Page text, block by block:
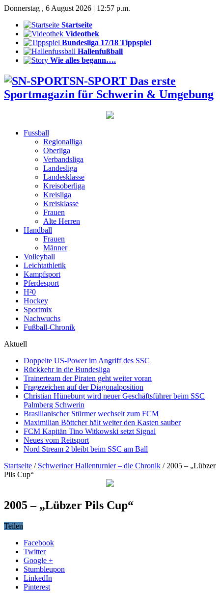
Donnerstag , 6 August 2026 | 12:57 p.m.
Startseite
Videothek
Bundesliga 17/18 Tippspiel
Hallenfußball
Wie alles begann….
SN-SPORT Das erste
Sportmagazin für Schwerin & Umgebung
Fussball
Regionalliga
Oberliga
Verbandsliga
Landesliga
Landesklasse
Kreisoberliga
Kreisliga
Kreisklasse
Frauen
Alte Herren
Handball
Frauen
Männer
Volleyball
Leichtathletik
Kampfsport
Pferdesport
H²0
Hockey
Sportmix
Nachwuchs
Fußball-Chronik
Aktuell
Doppelte US-Power im Angriff des SSC
Rückkehr in die Bundesliga
Trainerteam der Piraten geht weiter voran
Fragezeichen auf der Diagonalposition
Christian Hüneburg wird neuer Geschäftsführer beim SSC
Palmberg Schwerin
Brasilianischer Stürmer wechselt zum FCM
Maximilian Böttcher hält weiter den Kasten sauber
FCM Kapitän Tino Witkowski setzt Signal
Neues vom Reitsport
Nord Stream 2 bleibt beim SSC am Ball
Startseite / Schweriner Hallenturnier – die Chronik / 2005 – „Lübzer
Pils Cup“
2005 – „Lübzer Pils Cup“
Teilen
Facebook
Twitter
Google +
Stumbleupon
LinkedIn
Pinterest